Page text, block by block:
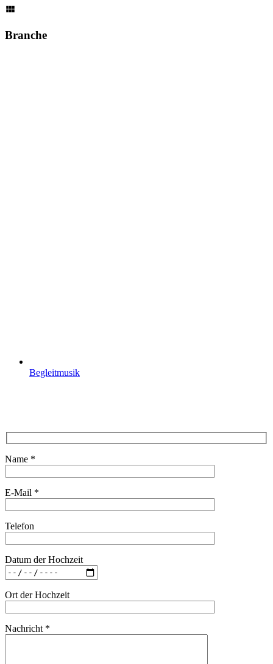
Branche
Begleitmusik
Name *
E-Mail *
Telefon
Datum der Hochzeit
Ort der Hochzeit
Nachricht *